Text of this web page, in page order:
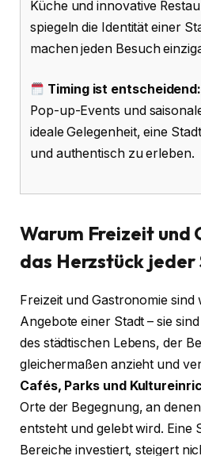
Küche und innovative
spiegeln die Identität einer
machen jeden Besuch
Timing ist entscheidend:
Pop-up-Events und
ideale Gelegenheit, eine
und authentisch zu erleben.
Warum Freizeit und
das Herzstück
Freizeit und Gastronomie sind
Angebote einer Stadt – sie
des städtischen Lebens, der
gleichermaßen anzieht und
Cafés, Parks und
Orte der Begegnung, an
entsteht und gelebt wird. Eine
Bereiche investiert, steigert